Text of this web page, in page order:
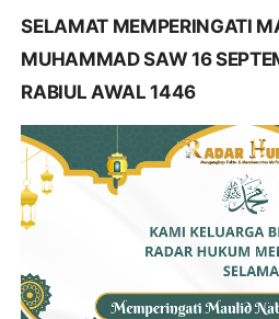
SELAMAT MEMPERINGATI
MUHAMMAD SAW 16
RABIUL AWAL 1446